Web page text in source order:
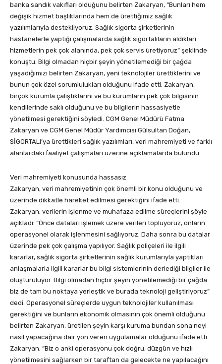
banka sandık vakıfları olduğunu belirten Zakaryan, “Bunları hem
değişik hizmet başlıklarında hem de ürettiğimiz sağlık
yazılımlarıyla destekliyoruz. Sağlık sigorta şirketlerinin
hastanelerle yaptığı çalışmalarda sağlık sigortalıların aldıkları
hizmetlerin pek çok alanında, pek çok servis üretiyoruz” şeklinde
konuştu. Bilgi olmadan hiçbir şeyin yönetilemediği bir çağda
yaşadığımızı belirten Zakaryan, yeni teknolojiler ürettiklerini ve
bunun çok özel sorumlulukları olduğunu ifade etti. Zakaryan,
birçok kurumla çalıştıklarını ve bu kurumların pek çok bilgisinin
kendilerinde saklı olduğunu ve bu bilgilerin hassasiyetle
yönetilmesi gerektiğini söyledi. CGM Genel Müdürü Fatma
Zakaryan ve CGM Genel Müdür Yardımcısı Gülsultan Doğan,
SİGORTALI’ya ürettikleri sağlık yazılımları, veri mahremiyeti ve farklı
alanlardaki faaliyet çalışmaları üzerine açıklamalarda bulundu.
Veri mahremiyeti konusunda hassasız
Zakaryan, veri mahremiyetinin çok önemli bir konu olduğunu ve
üzerinde dikkatle hareket edilmesi gerektiğini ifade etti.
Zakaryan, verilerin işlenme ve muhafaza edilme süreçlerini şöyle
açıkladı: “Önce dataları işlemek üzere verileri topluyoruz, onların
operasyonel olarak işlenmesini sağlıyoruz. Daha sonra bu datalar
üzerinde pek çok çalışma yapılıyor. Sağlık poliçeleri ile ilgili
kararlar, sağlık sigorta şirketlerinin sağlık kurumlarıyla yaptıkları
anlaşmalarla ilgili kararlar bu bilgi sistemlerinin derlediği bilgiler ile
oluşturuluyor. Bilgi olmadan hiçbir şeyin yönetilemediği bir çağda
biz de tam bu noktaya yerleştik ve burada teknoloji geliştiriyoruz”
dedi. Operasyonel süreçlerde uygun teknolojiler kullanılması
gerektiğini ve bunların ekonomik olmasının çok önemli olduğunu
belirten Zakaryan, üretilen şeyin karşı kuruma bundan sona neyi
nasıl yapacağına dair yön veren uygulamalar olduğunu ifade etti.
Zakaryan, “Biz o anki operasyonu çok doğru, düzgün ve hızlı
yönetilmesini sağlarken bir taraftan da gelecekte ne yapılacağını